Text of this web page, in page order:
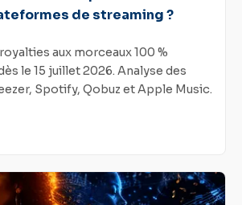
de streaming ?
aux morceaux 100 %
le 15 juillet 2026. Analyse des
Spotify, Qobuz et Apple Music.